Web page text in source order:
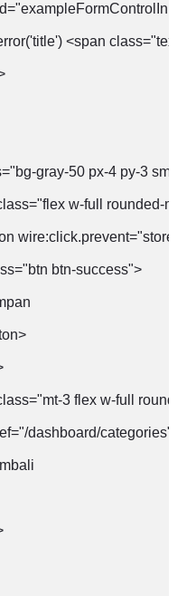
class="text-red-
50 px-4 py-3 sm:px-6
w-full rounded-md
success">
3 flex w-full rounded-md
categories"